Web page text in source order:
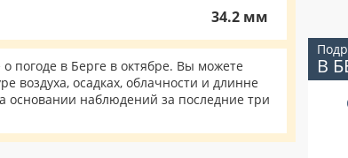
34.2 мм
погоде в Берге в октябре. Вы можете
воздуха, осадках, облачности и длинне
основании наблюдений за последние три
В